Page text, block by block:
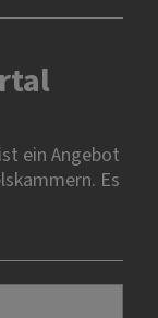
ein Angebot
Es